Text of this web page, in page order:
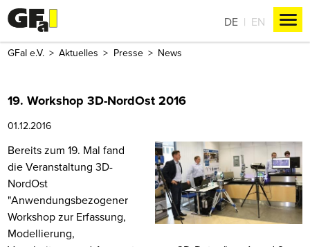
DE EN
GFaI e.V. Aktuelles Presse News
19. Workshop 3D-NordOst 2016
01.12.2016
Bereits zum 19. Mal fand
die Veranstaltung 3D-
NordOst
"Anwendungsbezogener
Workshop zur Erfassung,
Modellierung,